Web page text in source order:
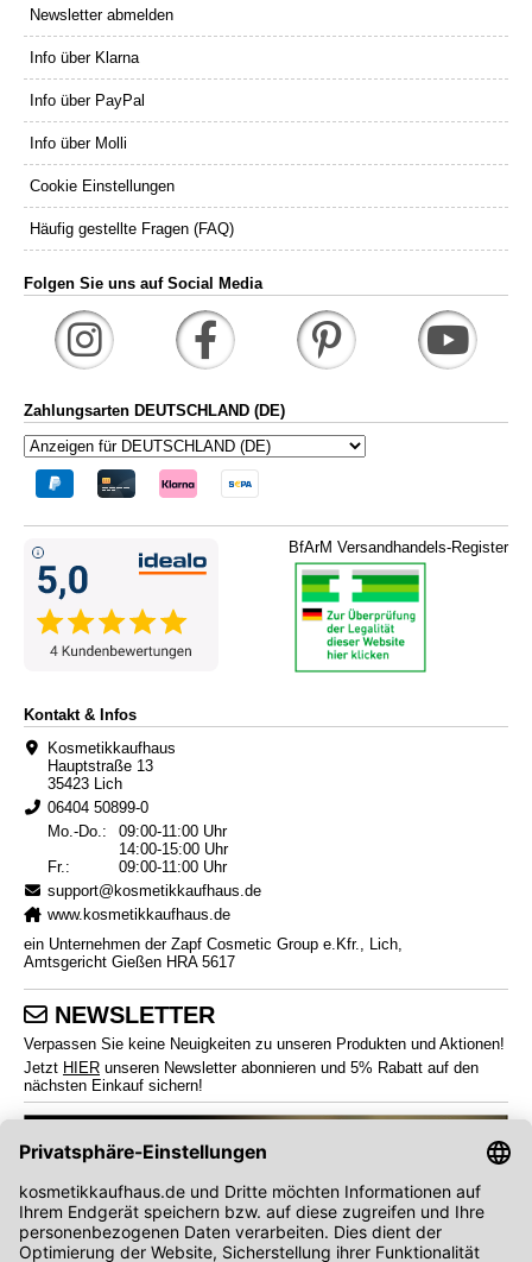
Newsletter abmelden
Info über Klarna
Info über PayPal
Info über Molli
Cookie Einstellungen
Häufig gestellte Fragen (FAQ)
Folgen Sie uns auf Social Media
Zahlungsarten DEUTSCHLAND (DE)
BfArM Versandhandels-Register
Kontakt & Infos
Kosmetikkaufhaus
Hauptstraße 13
35423 Lich
06404 50899-0
Mo.-Do.:
09:00-11:00 Uhr
14:00-15:00 Uhr
Fr.:
09:00-11:00 Uhr
support@kosmetikkaufhaus.de
www.kosmetikkaufhaus.de
ein Unternehmen der Zapf Cosmetic Group e.Kfr., Lich,
Amtsgericht Gießen HRA 5617
NEWSLETTER
Verpassen Sie keine Neuigkeiten zu unseren Produkten und Aktionen!
Jetzt HIER unseren Newsletter abonnieren und 5% Rabatt auf den
nächsten Einkauf sichern!